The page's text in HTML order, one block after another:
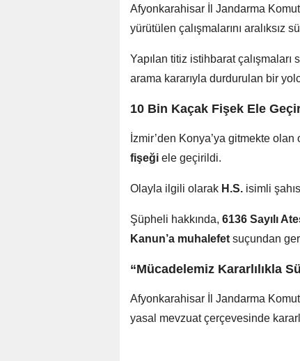
Afyonkarahisar İl Jandarma
yürütülen çalışmalarını aralıksız
Yapılan titiz istihbarat çalışmaları
arama kararıyla durdurulan bir
10 Bin Kaçak Fişek Ele
İzmir’den Konya’ya gitmekte
fişeği ele geçirildi.
Olayla ilgili olarak H.S. isimli
Şüpheli hakkında, 6136 Sayılı
Kanun’a muhalefet suçundan
“Mücadelemiz Kararlılıkla
Afyonkarahisar İl Jandarma
yasal mevzuat çerçevesinde